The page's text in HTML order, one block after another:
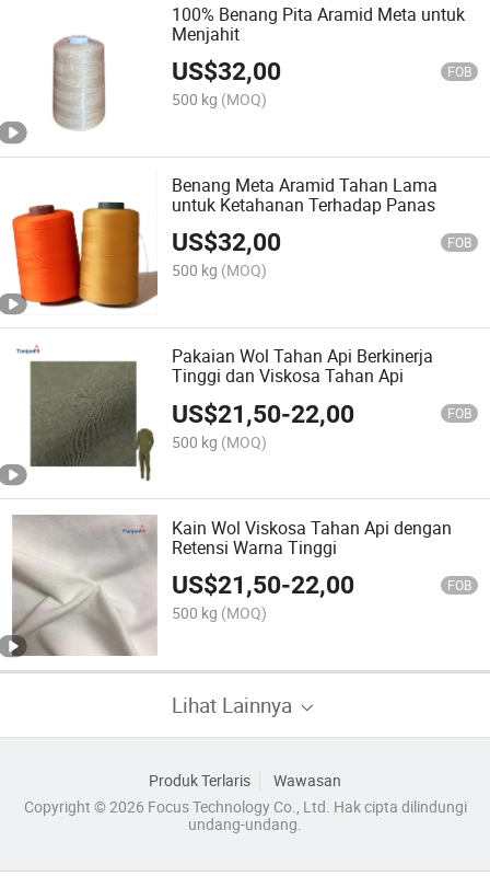
100% Benang Pita Aramid Meta untuk
Menjahit
US$32,00 FOB
500 kg (MOQ)
Benang Meta Aramid Tahan Lama
untuk Ketahanan Terhadap Panas
US$32,00 FOB
500 kg (MOQ)
Pakaian Wol Tahan Api Berkinerja
Tinggi dan Viskosa Tahan Api
US$21,50-22,00 FOB
500 kg (MOQ)
Kain Wol Viskosa Tahan Api dengan
Retensi Warna Tinggi
US$21,50-22,00 FOB
500 kg (MOQ)
Lihat Lainnya
Produk Terlaris
Wawasan
Copyright © 2026 Focus Technology Co., Ltd. Hak cipta dilindungi
undang-undang.